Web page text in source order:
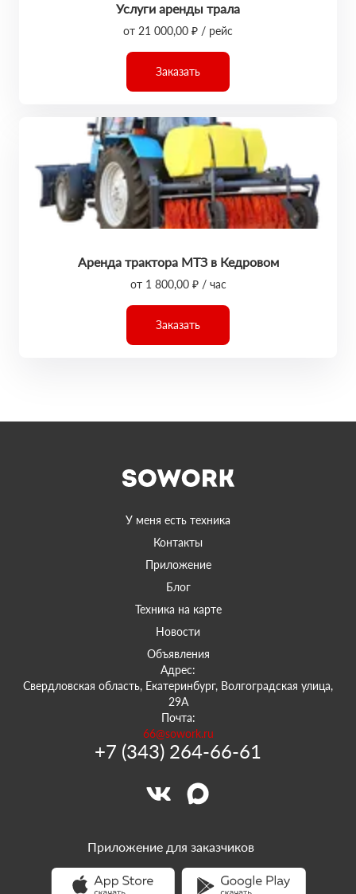
Услуги аренды трала
от 21 000,00 ₽ / рейс
Заказать
Аренда трактора МТЗ в Кедровом
от 1 800,00 ₽ / час
Заказать
У меня есть техника
Контакты
Приложение
Блог
Техника на карте
Новости
Объявления
Адрес:
Свердловская область, Екатеринбург, Волгоградская улица,
29А
Почта:
66@sowork.ru
+7 (343) 264-66-61
Приложение для заказчиков